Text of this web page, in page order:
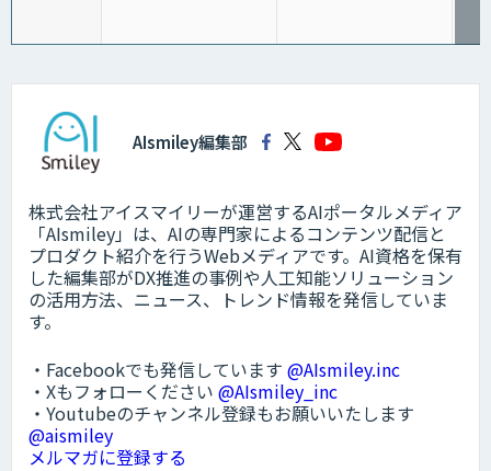
AIsmiley編集部
株式会社アイスマイリーが運営するAIポータルメディア
「AIsmiley」は、AIの専門家によるコンテンツ配信と
プロダクト紹介を行うWebメディアです。AI資格を保有
した編集部がDX推進の事例や人工知能ソリューション
の活用方法、ニュース、トレンド情報を発信していま
す。
・Facebookでも発信しています @AIsmiley.inc
・Xもフォローください @AIsmiley_inc
・Youtubeのチャンネル登録もお願いいたします
@aismiley
メルマガに登録する